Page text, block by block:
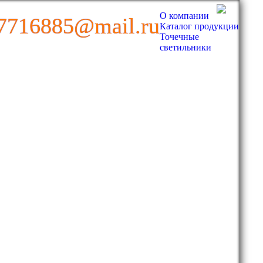
О компании
Каталог продукции
Точечные
светильники